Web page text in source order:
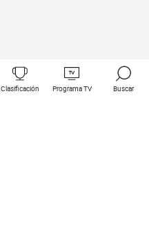
Clasificación Programa TV Buscar